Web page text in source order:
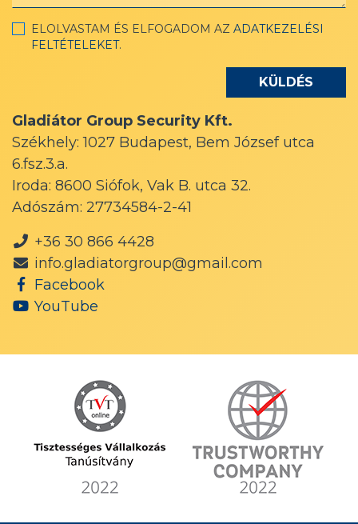
ELOLVASTAM ÉS ELFOGADOM AZ ADATKEZELÉSI
FELTÉTELEKET.
Gladiátor Group Security Kft.
Székhely: 1027 Budapest, Bem József utca
6.fsz.3.a.
Iroda: 8600 Siófok, Vak B. utca 32.
Adószám: 27734584-2-41
+36 30 866 4428
info.gladiatorgroup@gmail.com
Facebook
YouTube